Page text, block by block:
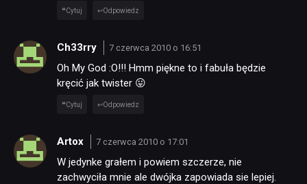
DYSKUSJE
JUŻ GRALIŚMY
SKLEP
Cytuj Odpowiedz
Ch33rry 7 czerwca 2010 o 16:51
Oh My God :O!!! Hmm piękne to i fabuła będzie
kręcić jak twister 😛
Cytuj Odpowiedz
Artox 7 czerwca 2010 o 17:01
W jedynke grałem i powiem szczerze, nie
zachwyciła mnie ale dwójka zapowiada sie lepiej.